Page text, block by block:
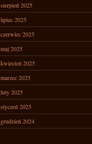
sierpień 2025
lipiec 2025
czerwiec 2025
maj 2025
kwiecień 2025
marzec 2025
luty 2025
styczeń 2025
grudzień 2024